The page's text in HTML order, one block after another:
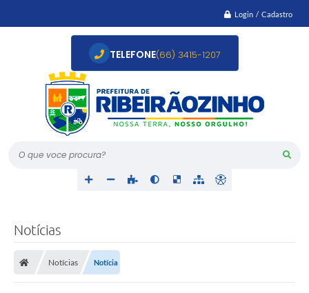
Login / Cadastro
O que voce procura?
TELEFONE(66) 3415-1207
Notícias
Notícias Notícia